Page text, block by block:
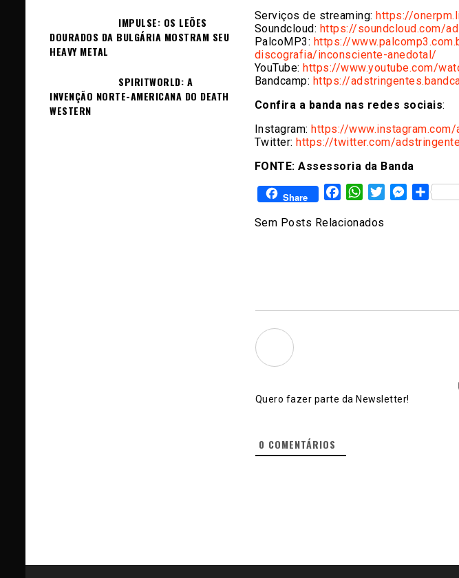
Serviços de streaming: https://
Soundcloud: https://soundcloud.com/
PalcoMP3: https://www.
discografia/inconsciente-anedotal/
YouTube: https://www.youtube.com/
Bandcamp: https://
Confira a banda nas redes sociais:
Instagram: https://www.
Twitter: https://twitter.com/
FONTE: Assessoria da Banda
Share FacebookWhatsAppTwitterMessenger
Share
Sem Posts Relacionados
Quero fazer parte da Newsletter!
0 COMENTÁRIOS
IMPULSE: OS LEÕES
DOURADOS DA BULGÁRIA MOSTRAM SEU
HEAVY METAL
SPIRITWORLD: A
INVENÇÃO NORTE-AMERICANA DO DEATH
WESTERN